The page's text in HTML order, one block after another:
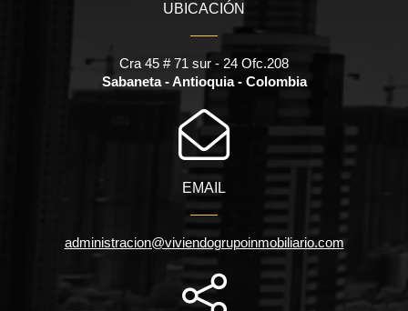
UBICACIÓN
Cra 45 # 71 sur - 24 Ofc.208
Sabaneta - Antioquia - Colombia
EMAIL
administracion@viviendogrupoinmobiliario.com